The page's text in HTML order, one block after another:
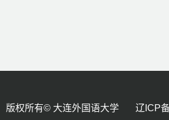
版权所有© 大连外国语大学 辽ICP